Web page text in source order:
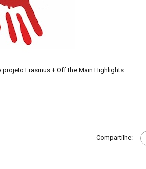
Erasmus + Off the Main Highlights
Compartilhe: